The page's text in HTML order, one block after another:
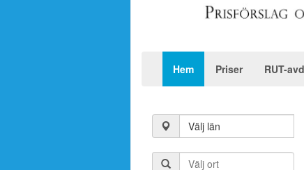
Hem Priser RUT-
Välj län